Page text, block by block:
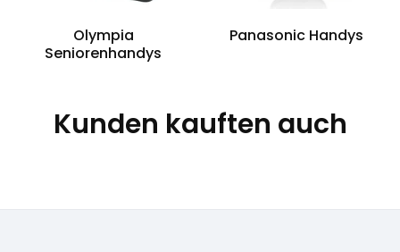
Olympia
Seniorenhandys
Panasonic Handys
Kunden kauften auch